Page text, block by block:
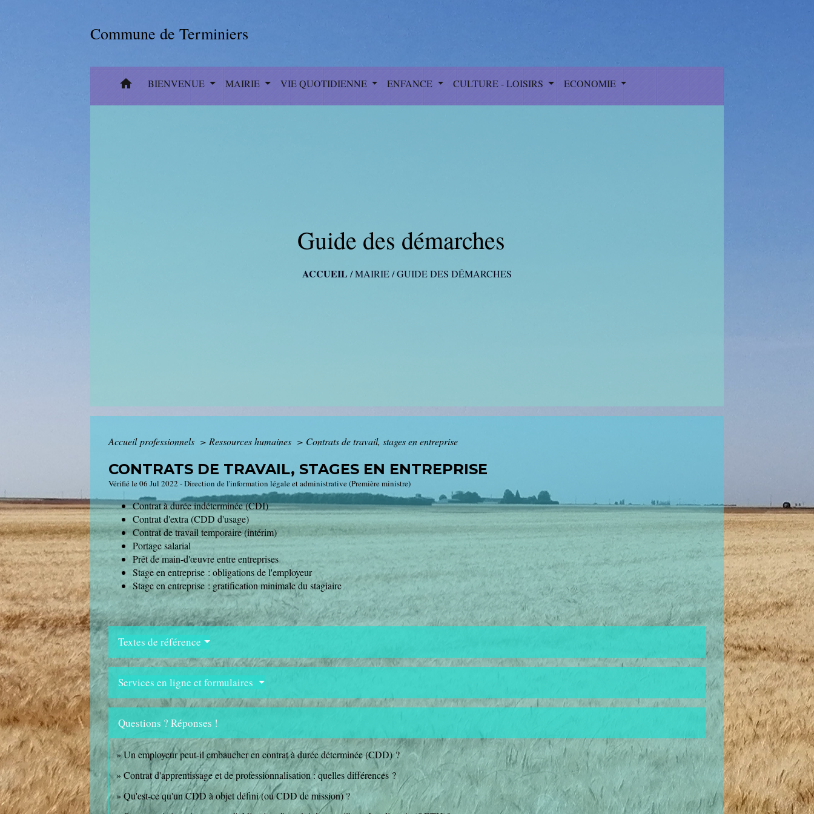
Commune de Terminiers
home BIENVENUE MAIRIE VIE QUOTIDIENNE ENFANCE CULTURE - LOISIRS ECONOMIE
Guide des démarches
ACCUEIL /MAIRIE/GUIDE DES DÉMARCHES
Accueil professionnels > Ressources humaines > Contrats de travail, stages en entreprise
CONTRATS DE TRAVAIL, STAGES EN ENTREPRISE
Vérifié le 06 Jul 2022 - Direction de l'information légale et administrative (Première ministre)
Contrat à durée indéterminée (CDI)
Contrat d'extra (CDD d'usage)
Contrat de travail temporaire (intérim)
Portage salarial
Prêt de main-d'œuvre entre entreprises
Stage en entreprise : obligations de l'employeur
Stage en entreprise : gratification minimale du stagiaire
Textes de référence
Services en ligne et formulaires
Questions ? Réponses !
Un employeur peut-il embaucher en contrat à durée déterminée (CDD) ?
Contrat d'apprentissage et de professionnalisation : quelles différences ?
Qu'est-ce qu'un CDD à objet défini (ou CDD de mission) ?